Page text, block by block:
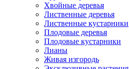
Хвойные деревья
Лиственные деревья
Лиственные кустарники
Плодовые деревья
Плодовые кустарники
Лианы
Живая изгородь